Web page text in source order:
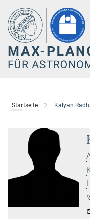
Hauptinhalt
Startseite Kalyan